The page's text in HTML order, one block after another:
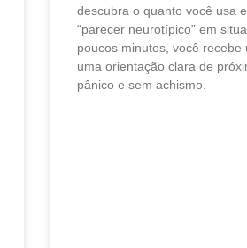
descubra o quanto você usa
“parecer neurotípico” em
poucos minutos, você recebe
uma orientação clara de
pânico e sem achismo.